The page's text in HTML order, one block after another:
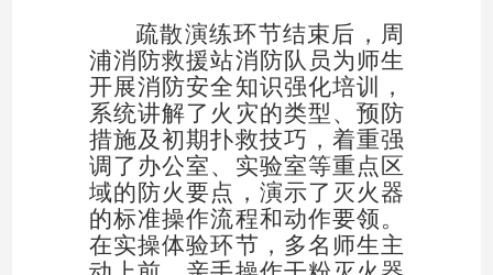
疏散演练环节结束后，周
浦消防救援站消防队员为师生
开展消防安全知识强化培训，
系统讲解了火灾的类型、预防
措施及初期扑救技巧，着重强
调了办公室、实验室等重点区
域的防火要点，演示了灭火器
的标准操作流程和动作要领。
在实操体验环节，多名师生主